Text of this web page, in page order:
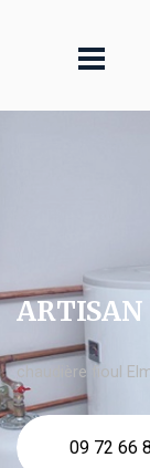
ARTISAN
chaudière fioul
09 72 66